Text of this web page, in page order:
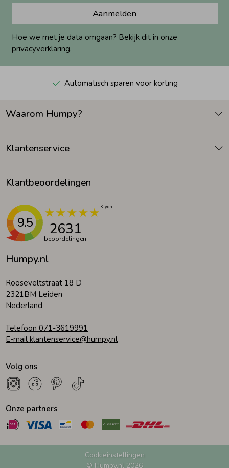
Aanmelden
Hoe we met je data omgaan? Bekijk dit in onze
privacyverklaring.
Automatisch sparen voor korting
Humpy.nl
Rooseveltstraat 18 D
2321BM Leiden
Nederland
Telefoon 071-3619991
E-mail klantenservice@humpy.nl
Waarom Humpy?
Klantenservice
Klantbeoordelingen
9.5 2631
beoordelingen
Volg ons
Onze partners
Cookieinstellingen
© Humpy.nl 2026